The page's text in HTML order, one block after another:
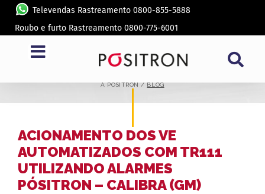
Televendas Rastreamento 0800-855-5888
Roubo e furto Rastreamento 0800-775-6001
BLOG
A PÓSITRON /BLOG
ACIONAMENTO DOS VE
AUTOMATIZADOS COM TR111
UTILIZANDO ALARMES
PÓSITRON – CALIBRA (GM)